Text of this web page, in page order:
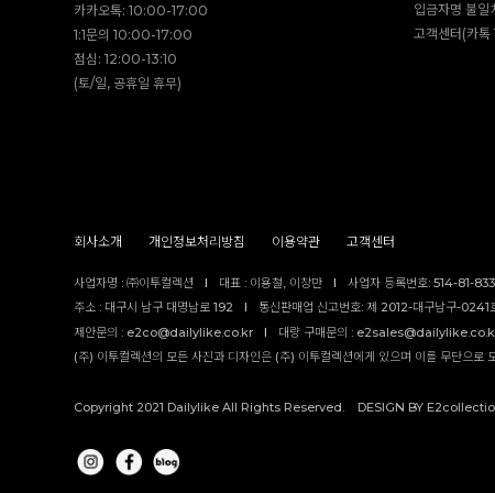
카카오톡: 10:00-17:00
1:1문의 10:00-17:00
점심: 12:00-13:10
(토/일, 공휴일 휴무)
입금자명 불일
고객센터(카톡
회사소개 개인정보처리방침 이용약관 고객센터
사업자명 : ㈜이투컬렉션 I 대표 : 이용철, 이창만 I 사업자 등록번호: 514-81-
주소 : 대구시 남구 대명남로 192
I 통신판매업 신고번호: 제 2012-대구남구-0241
제안문의 : e2co@dailylike.co.kr
I 대량 구매문의 :
(주) 이투컬렉션의 모든 사진과 디자인은 (주) 이투컬렉션에게 있으며 이를 무단으로
Copyright 2021 Dailylike All Rights Reserved. DESIGN BY